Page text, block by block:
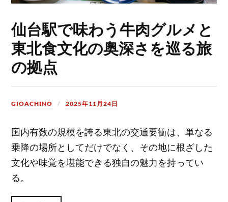
仙台駅で味わう牛肉グルメと
東北食文化の奥深さを巡る旅
の拠点
GIOACHINO 2025年11月24日
国内有数の規模を誇る東北の交通要衝は、単なる
乗降の場所としてだけでなく、その地に根ざした
文化や味覚を堪能できる独自の魅力を持ってい
る。